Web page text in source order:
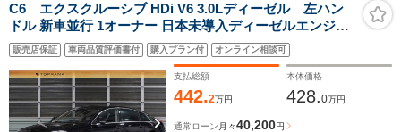
C6 エクスクルーシブ HDi V6 3.0Lディーゼル 左ハン
ドル 新車並行 1オーナー 日本未導入ディーゼルエンジン
モデル/最終モデル ハイドロサスペンション カロッツェリ
アナビ 地デジ バックカメラ 黒革シート ヘッドアップデ
ィスプレイ 車検令和10年2月まで
販売店保証 車両品質評価書付 購入プラン付 オンライン相談可
支払総額
442.2万円
本体価格
428.0万円
通常ローン 月々40,200円